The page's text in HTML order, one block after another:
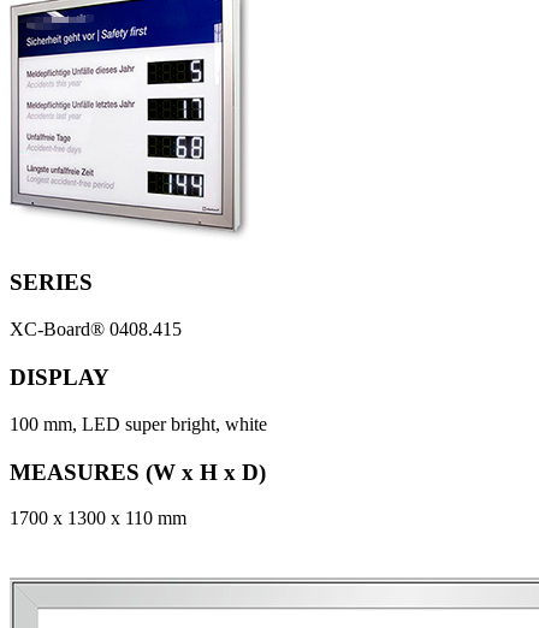
SERIES
XC-Board® 0408.415
DISPLAY
100 mm, LED super bright, white
MEASURES (W x H x D)
1700 x 1300 x 110 mm